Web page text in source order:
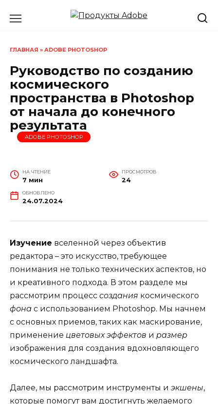
ГЛАВНАЯ » ADOBE PHOTOSHOP
Руководство по созданию
космического
пространства в Photoshop
от начала до конечного
результата
ADOBE PHOTOSHOP
НА ЧТЕНИЕ
7 мин
ПРОСМОТРОВ
24
ОБНОВЛЕНО
24.07.2024
Изучение вселенной через объектив
редактора – это искусство, требующее
понимания не только технических аспектов, но
и креативного подхода. В этом разделе мы
рассмотрим процесс создания космического
фона с использованием Photoshop. Мы начнем
с основных приемов, таких как маскирование,
применение цветовых эффектов и размер
изображения для создания вдохновляющего
космического ландшафта.
Далее, мы рассмотрим инструменты и экшены,
которые помогут вам достигнуть желаемого